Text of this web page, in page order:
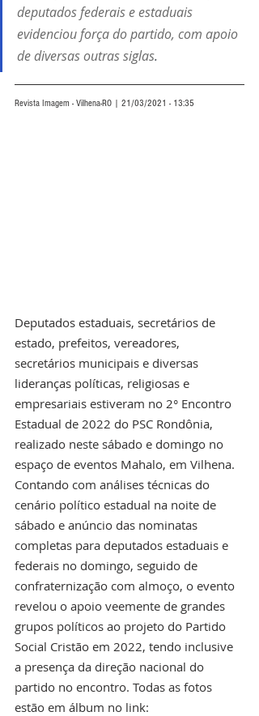
deputados federais e estaduais
evidenciou força do partido, com apoio
de diversas outras siglas.
Revista Imagem - Vilhena-RO | 21/03/2021 - 13:35
Deputados estaduais, secretários de
estado, prefeitos, vereadores,
secretários municipais e diversas
lideranças políticas, religiosas e
empresariais estiveram no 2° Encontro
Estadual de 2022 do PSC Rondônia,
realizado neste sábado e domingo no
espaço de eventos Mahalo, em Vilhena.
Contando com análises técnicas do
cenário político estadual na noite de
sábado e anúncio das nominatas
completas para deputados estaduais e
federais no domingo, seguido de
confraternização com almoço, o evento
revelou o apoio veemente de grandes
grupos políticos ao projeto do Partido
Social Cristão em 2022, tendo inclusive
a presença da direção nacional do
partido no encontro. Todas as fotos
estão em álbum no link: